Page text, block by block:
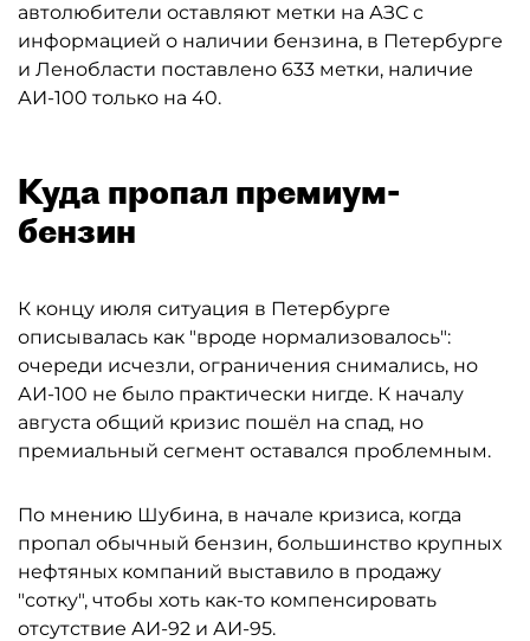
автолюбители оставляют метки на АЗС с
информацией о наличии бензина, в Петербурге
и Ленобласти поставлено 633 метки, наличие
АИ-100 только на 40.
Куда пропал премиум-
бензин
К концу июля ситуация в Петербурге
описывалась как "вроде нормализовалось":
очереди исчезли, ограничения снимались, но
АИ-100 не было практически нигде. К началу
августа общий кризис пошёл на спад, но
премиальный сегмент оставался проблемным.
По мнению Шубина, в начале кризиса, когда
пропал обычный бензин, большинство крупных
нефтяных компаний выставило в продажу
"сотку", чтобы хоть как-то компенсировать
отсутствие АИ-92 и АИ-95.